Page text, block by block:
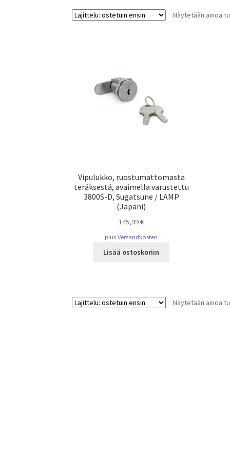
Näytetään ainoa
Vipulukko, ruostumattomasta
teräksestä, avaimella varustettu
3800S-D, Sugatsune / LAMP
(Japani)
145,99€
plusVersandkosten
Lisää ostoskoriin
Näytetään ainoa